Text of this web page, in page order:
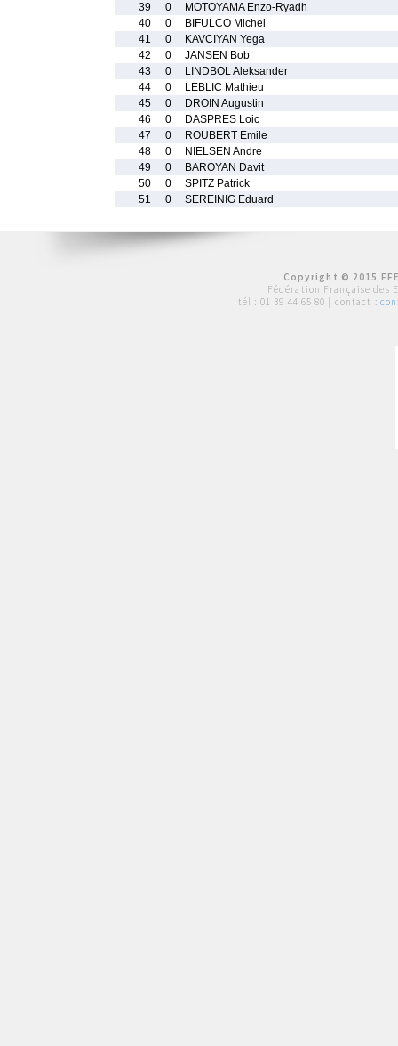
39
0
MOTOYAMA Enzo-Ryadh
40
0
BIFULCO Michel
41
0
KAVCIYAN Yega
42
0
JANSEN Bob
43
0
LINDBOL Aleksander
44
0
LEBLIC Mathieu
45
0
DROIN Augustin
46
0
DASPRES Loic
47
0
ROUBERT Emile
48
0
NIELSEN Andre
49
0
BAROYAN Davit
50
0
SPITZ Patrick
51
0 SEREINIG Eduard
Copyright © 2015
Fédération Française des
tél : 01 39 44 65 80 | contact :